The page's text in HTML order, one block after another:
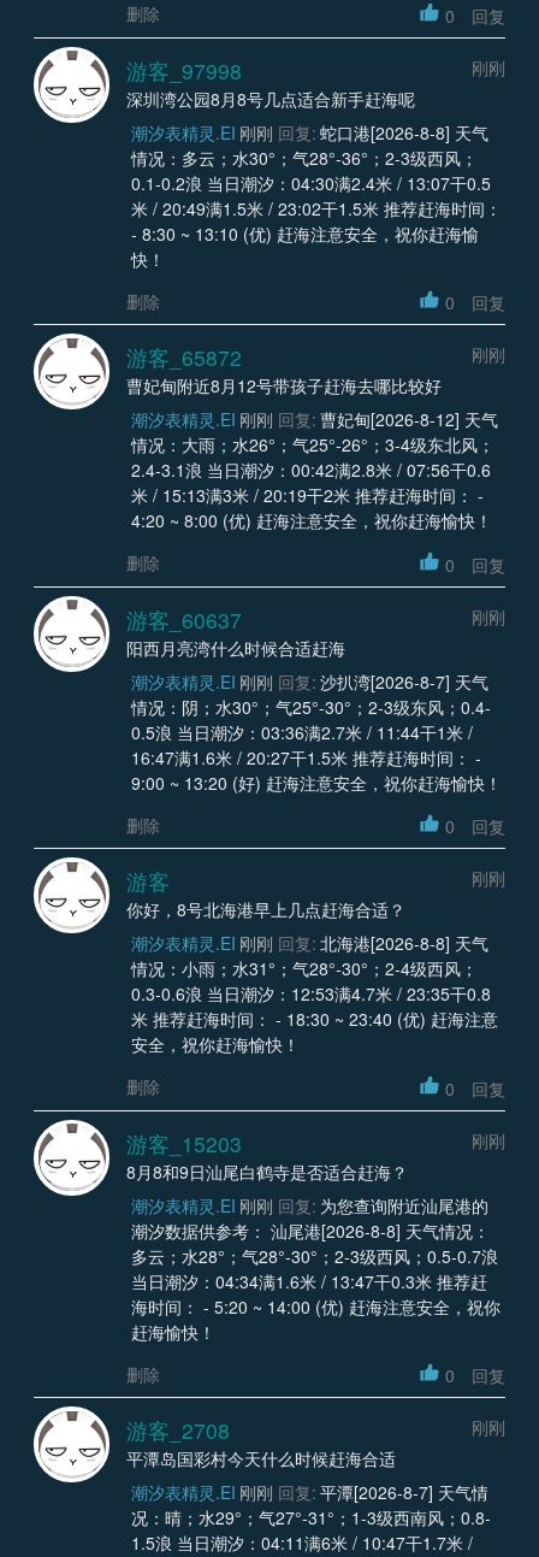
删除
0 回复
游客_97998
刚刚
深圳湾公园8月8号几点适合新手赶海呢
潮汐表精灵.EI 刚刚 回复: 蛇口港[2026-8-8] 天气
情况：多云；水30°；气28°-36°；2-3级西风；
0.1-0.2浪 当日潮汐：04:30满2.4米 / 13:07干0.5
米 / 20:49满1.5米 / 23:02干1.5米 推荐赶海时间：
- 8:30 ~ 13:10 (优) 赶海注意安全，祝你赶海愉
快！
删除
0 回复
游客_65872
刚刚
曹妃甸附近8月12号带孩子赶海去哪比较好
潮汐表精灵.EI 刚刚 回复: 曹妃甸[2026-8-12] 天气
情况：大雨；水26°；气25°-26°；3-4级东北风；
2.4-3.1浪 当日潮汐：00:42满2.8米 / 07:56干0.6
米 / 15:13满3米 / 20:19干2米 推荐赶海时间： -
4:20 ~ 8:00 (优) 赶海注意安全，祝你赶海愉快！
删除
0 回复
游客_60637
刚刚
阳西月亮湾什么时候合适赶海
潮汐表精灵.EI 刚刚 回复: 沙扒湾[2026-8-7] 天气
情况：阴；水30°；气25°-30°；2-3级东风；0.4-
0.5浪 当日潮汐：03:36满2.7米 / 11:44干1米 /
16:47满1.6米 / 20:27干1.5米 推荐赶海时间： -
9:00 ~ 13:20 (好) 赶海注意安全，祝你赶海愉快！
删除
0 回复
游客
刚刚
你好，8号北海港早上几点赶海合适？
潮汐表精灵.EI 刚刚 回复: 北海港[2026-8-8] 天气
情况：小雨；水31°；气28°-30°；2-4级西风；
0.3-0.6浪 当日潮汐：12:53满4.7米 / 23:35干0.8
米 推荐赶海时间： - 18:30 ~ 23:40 (优) 赶海注意
安全，祝你赶海愉快！
删除
0 回复
游客_15203
刚刚
8月8和9日汕尾白鹤寺是否适合赶海？
潮汐表精灵.EI 刚刚 回复: 为您查询附近汕尾港的
潮汐数据供参考： 汕尾港[2026-8-8] 天气情况：
多云；水28°；气28°-30°；2-3级西风；0.5-0.7浪
当日潮汐：04:34满1.6米 / 13:47干0.3米 推荐赶
海时间： - 5:20 ~ 14:00 (优) 赶海注意安全，祝你
赶海愉快！
删除
0 回复
游客_2708
刚刚
平潭岛国彩村今天什么时候赶海合适
潮汐表精灵.EI 刚刚 回复: 平潭[2026-8-7] 天气情
况：晴；水29°；气27°-31°；1-3级西南风；0.8-
1.5浪 当日潮汐：04:11满6米 / 10:47干1.7米 /